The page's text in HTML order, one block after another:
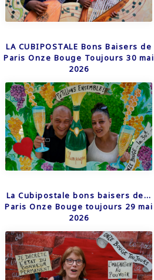
LA CUBIPOSTALE Bons Baisers de
Paris Onze Bouge Toujours 30 mai
2026
La Cubipostale bons baisers de…
Paris Onze Bouge toujours 29 mai
2026